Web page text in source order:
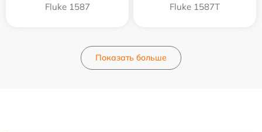
Fluke 1587 Fluke 1587T
Показать больше